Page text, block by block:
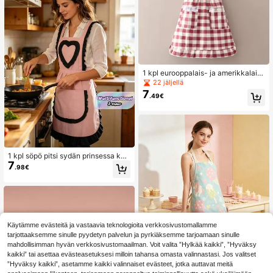
1 kpl söpö pitsi sydän prinsessa kan
gasesiliina, kestävä kotitalouksien
keittiön vyötäröesiliina, likaantumis
7.98€
1 kpl eurooppalais- ja amerikkalaist
yylinen ruudullinen esiliina pitsireun
uksella, sopii työhön, maalaamisee
n, keittiön ruoanlaittoon
22 jäljellä
7.49€
NEW 1 kpl raikas macaron-värinen
ylellinen esiliina, sopii kotileivontaa
n, kevyeen ruoanlaittoon, iltapäivät
6.48€
Käytämme evästeitä ja vastaavia teknologioita verkkosivustomallamme
tarjottaaksemme sinulle pyydetyn palvelun ja pyrkiäksemme tarjoamaan sinulle
mahdollisimman hyvän verkkosivustomaailman. Voit valita ”Hylkää kaikki”, ”Hyväksy
kaikki” tai asettaa evästeasetuksesi milloin tahansa omasta valinnastasi. Jos valitset
”Hyväksy kaikki”, asetamme kaikki valinnaiset evästeet, jotka auttavat meitä